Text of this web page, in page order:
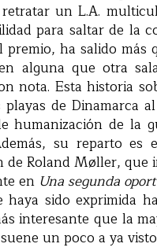
un L.A.
para saltar de la
premio, ha salido
alguna que otra
nota. Esta historia
playas de Dinamarca
humanización de la
su reparto
de Roland Møller, que
en Una segunda
haya sido exprimida
interesante que la
un poco a ya